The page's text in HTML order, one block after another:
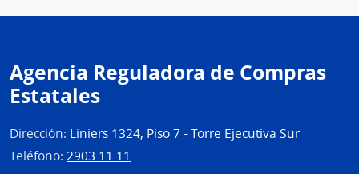
Agencia Reguladora de Compras
Estatales
Dirección: Liniers 1324, Piso 7 - Torre Ejecutiva Sur
Teléfono: 2903 11 11